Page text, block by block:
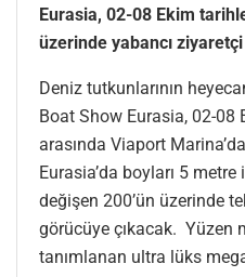
Eurasia, 02-08 Ekim
üzerinde yabancı
Deniz tutkunlarının
Boat Show Eurasia, 02-08
arasında Viaport
Eurasia’da boyları 5
değişen 200’ün üzerinde
görücüye çıkacak. Yüzen
tanımlanan ultra lüks